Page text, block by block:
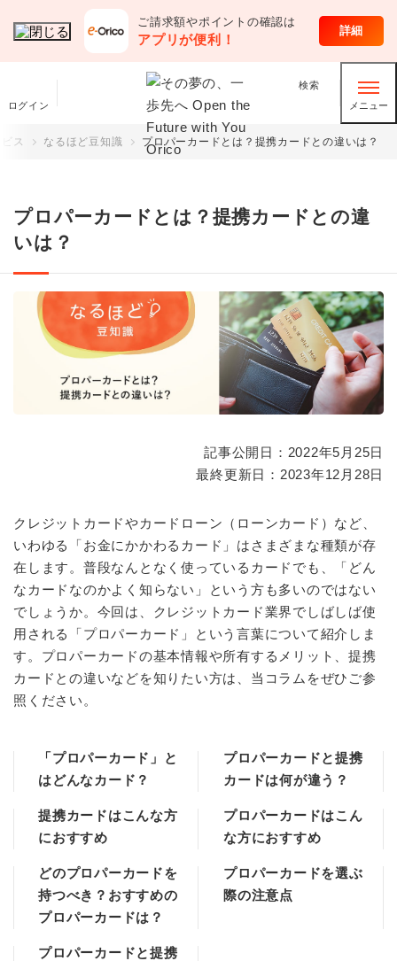
ご請求額やポイントの確認は
アプリが便利！
詳細
ログイン
検索
メニュー
オリコのサービス
ス なるほど豆知識 プロパーカードとは？提携カードとの違いは？
プロパーカードとは？提携カードとの違
いは？
記事公開日：2022年5月25日
最終更新日：2023年12月28日
クレジットカードやカードローン（ローンカード）など、
いわゆる「お金にかかわるカード」はさまざまな種類が存
在します。普段なんとなく使っているカードでも、「どん
なカードなのかよく知らない」という方も多いのではない
でしょうか。今回は、クレジットカード業界でしばしば使
用される「プロパーカード」という言葉について紹介しま
す。プロパーカードの基本情報や所有するメリット、提携
カードとの違いなどを知りたい方は、当コラムをぜひご参
照ください。
「プロパーカード」と
はどんなカード？
プロパーカードと提携
カードは何が違う？
提携カードはこんな方
におすすめ
プロパーカードはこん
な方におすすめ
どのプロパーカードを
持つべき？おすすめの
プロパーカードは？
プロパーカードを選ぶ
際の注意点
プロパーカードと提携